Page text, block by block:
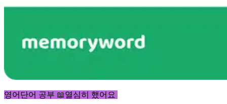
영어단어 공부 📖열심히 했어요